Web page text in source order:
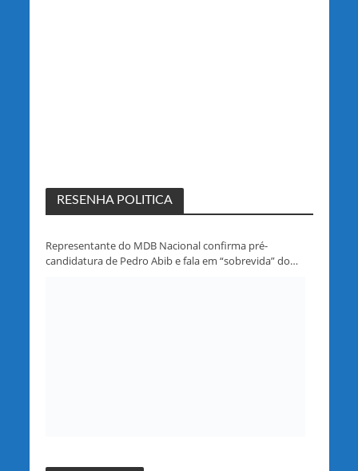
RESENHA POLITICA
Representante do MDB Nacional confirma pré-
candidatura de Pedro Abib e fala em “sobrevida” do